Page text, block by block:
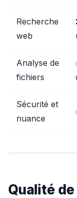
Recherche
web
Analyse de
fichiers
Sécurité et
nuance
Qualité